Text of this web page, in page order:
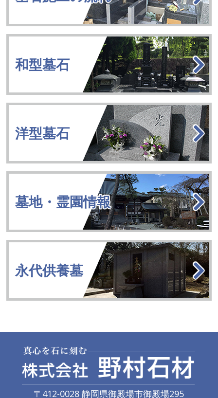
和型墓石
洋型墓石
墓地・霊園情報
永代供養墓
〒412-0028 静岡県御殿場市御殿場295